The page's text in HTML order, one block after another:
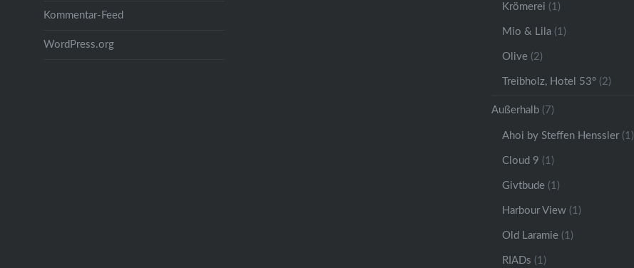
Krömerei (1)
Mio & Lila (1)
Olive (2)
Treibholz, Hotel 53° (2)
Außerhalb (7)
Ahoi by Steffen Henssler(1)
Cloud 9 (1)
Givtbude (1)
Harbour View (1)
Old Laramie (1)
RIADs (1)
Kommentar-Feed
WordPress.org